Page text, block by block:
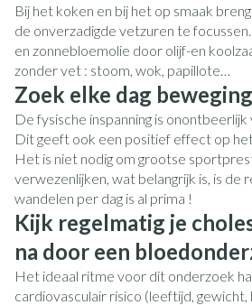
Bij het koken en bij het op smaak
de onverzadigde vetzuren te
en zonnebloemolie door olijf-en
zonder vet : stoom, wok, papillote…
Zoek elke dag beweging
De fysische inspanning is
Dit geeft ook een positief effect op
Het is niet nodig om grootse
verwezenlijken, wat belangrijk is, is de
wandelen per dag is al prima !
Kijk regelmatig je
na door een
Het ideaal ritme voor dit onderzoek
cardiovasculair risico (leeftijd,